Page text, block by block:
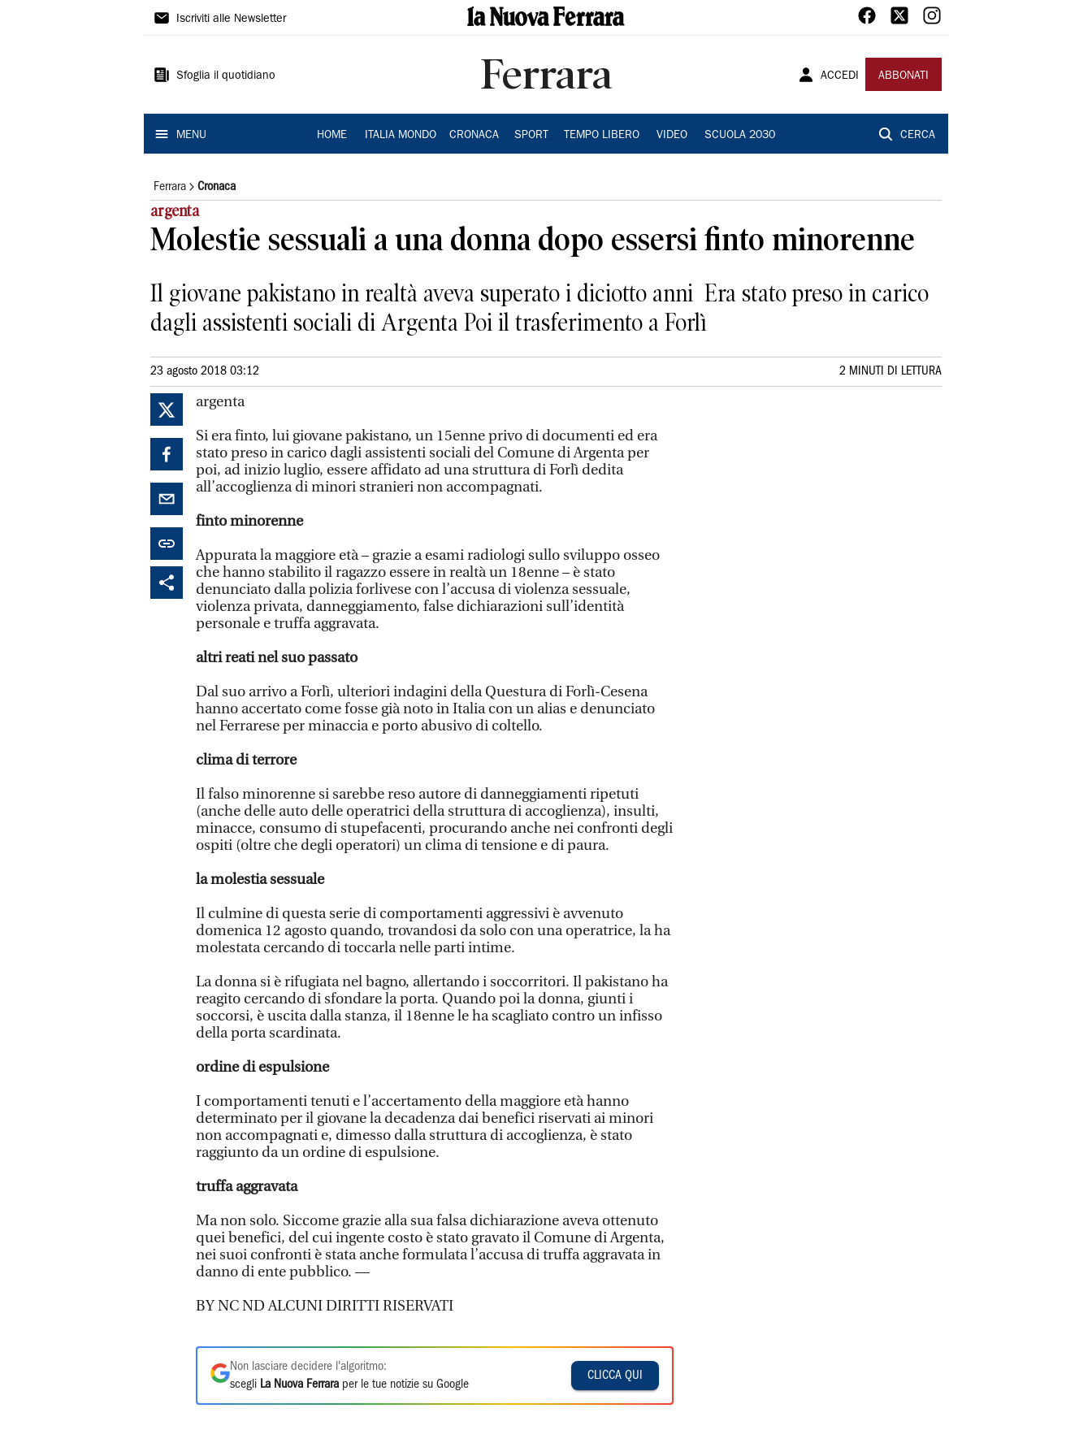
La
Ferrara
Iscriviti alle Newsletter
Sfoglia il quotidiano Ferrara ACCEDI ABBONATI
MENU HOME ITALIA MONDO CRONACA SPORT TEMPO LIBERO VIDEO SCUOLA 2030 CERCA
Ferrara Cronaca
argenta
Molestie sessuali a una donna dopo essersi finto minorenne
Il giovane pakistano in realtà aveva superato i diciotto anni Era stato preso in carico
dagli assistenti sociali di Argenta Poi il trasferimento a Forlì
23 agosto 2018 03:12 2 MINUTI DI LETTURA
argenta
Si era finto, lui giovane pakistano, un 15enne privo di documenti ed era
stato preso in carico dagli assistenti sociali del Comune di Argenta per
poi, ad inizio luglio, essere affidato ad una struttura di Forlì dedita
all’accoglienza di minori stranieri non accompagnati.
finto minorenne
Appurata la maggiore età – grazie a esami radiologi sullo sviluppo osseo
che hanno stabilito il ragazzo essere in realtà un 18enne – è stato
denunciato dalla polizia forlivese con l’accusa di violenza sessuale,
violenza privata, danneggiamento, false dichiarazioni sull’identità
personale e truffa aggravata.
altri reati nel suo passato
Dal suo arrivo a Forlì, ulteriori indagini della Questura di Forlì-Cesena
hanno accertato come fosse già noto in Italia con un alias e denunciato
nel Ferrarese per minaccia e porto abusivo di coltello.
clima di terrore
Il falso minorenne si sarebbe reso autore di danneggiamenti ripetuti
(anche delle auto delle operatrici della struttura di accoglienza), insulti,
minacce, consumo di stupefacenti, procurando anche nei confronti degli
ospiti (oltre che degli operatori) un clima di tensione e di paura.
la molestia sessuale
Il culmine di questa serie di comportamenti aggressivi è avvenuto
domenica 12 agosto quando, trovandosi da solo con una operatrice, la ha
molestata cercando di toccarla nelle parti intime.
La donna si è rifugiata nel bagno, allertando i soccorritori. Il pakistano ha
reagito cercando di sfondare la porta. Quando poi la donna, giunti i
soccorsi, è uscita dalla stanza, il 18enne le ha scagliato contro un infisso
della porta scardinata.
ordine di espulsione
I comportamenti tenuti e l’accertamento della maggiore età hanno
determinato per il giovane la decadenza dai benefici riservati ai minori
non accompagnati e, dimesso dalla struttura di accoglienza, è stato
raggiunto da un ordine di espulsione.
truffa aggravata
Ma non solo. Siccome grazie alla sua falsa dichiarazione aveva ottenuto
quei benefici, del cui ingente costo è stato gravato il Comune di Argenta,
nei suoi confronti è stata anche formulata l’accusa di truffa aggravata in
danno di ente pubblico. —
BY NC ND ALCUNI DIRITTI RISERVATI
Non lasciare decidere l'algoritmo:
scegli La Nuova Ferrara per le tue notizie su Google
CLICCA QUI